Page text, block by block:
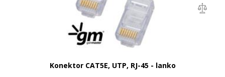
Konektor CAT5E, UTP, RJ-45 - lanko